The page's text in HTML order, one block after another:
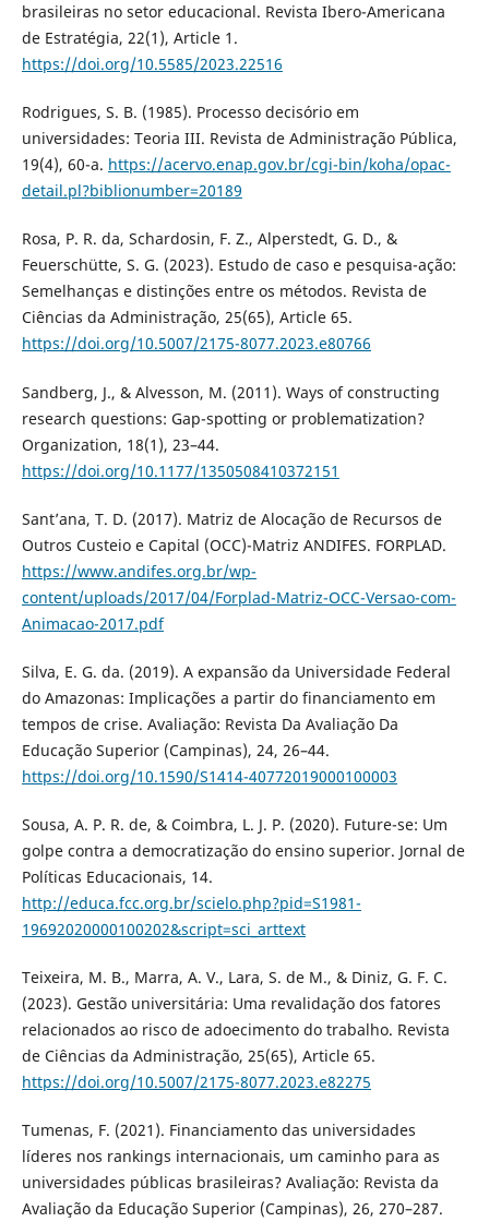
brasileiras no setor educacional. Revista Ibero-Americana
de Estratégia, 22(1), Article 1.
https://doi.org/10.5585/2023.22516
Rodrigues, S. B. (1985). Processo decisório em
universidades: Teoria III. Revista de Administração Pública,
19(4), 60-a. https://acervo.enap.gov.br/cgi-bin/koha/opac-
detail.pl?biblionumber=20189
Rosa, P. R. da, Schardosin, F. Z., Alperstedt, G. D., &
Feuerschütte, S. G. (2023). Estudo de caso e pesquisa-ação:
Semelhanças e distinções entre os métodos. Revista de
Ciências da Administração, 25(65), Article 65.
https://doi.org/10.5007/2175-8077.2023.e80766
Sandberg, J., & Alvesson, M. (2011). Ways of constructing
research questions: Gap-spotting or problematization?
Organization, 18(1), 23–44.
https://doi.org/10.1177/1350508410372151
Sant’ana, T. D. (2017). Matriz de Alocação de Recursos de
Outros Custeio e Capital (OCC)-Matriz ANDIFES. FORPLAD.
https://www.andifes.org.br/wp-
content/uploads/2017/04/Forplad-Matriz-OCC-Versao-com-
Animacao-2017.pdf
Silva, E. G. da. (2019). A expansão da Universidade Federal
do Amazonas: Implicações a partir do financiamento em
tempos de crise. Avaliação: Revista Da Avaliação Da
Educação Superior (Campinas), 24, 26–44.
https://doi.org/10.1590/S1414-40772019000100003
Sousa, A. P. R. de, & Coimbra, L. J. P. (2020). Future-se: Um
golpe contra a democratização do ensino superior. Jornal de
Políticas Educacionais, 14.
http://educa.fcc.org.br/scielo.php?pid=S1981-
19692020000100202&script=sci_arttext
Teixeira, M. B., Marra, A. V., Lara, S. de M., & Diniz, G. F. C.
(2023). Gestão universitária: Uma revalidação dos fatores
relacionados ao risco de adoecimento do trabalho. Revista
de Ciências da Administração, 25(65), Article 65.
https://doi.org/10.5007/2175-8077.2023.e82275
Tumenas, F. (2021). Financiamento das universidades
líderes nos rankings internacionais, um caminho para as
universidades públicas brasileiras? Avaliação: Revista da
Avaliação da Educação Superior (Campinas), 26, 270–287.